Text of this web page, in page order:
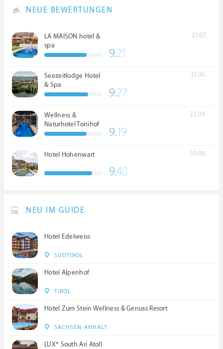
NEUE BEWERTUNGEN
LA MAISON hotel &
spa
21.07.
9.21
Seezeitlodge Hotel
& Spa
21.06.
9.27
Wellness &
Naturhotel Tonihof
****S
23.04.
9.19
Hotel Hohenwart 10.04.
9.48
NEU IM GUIDE
Hotel Edelweiss
SÜDTIROL
Hotel Alpenhof
TIROL
Hotel Zum Stein Wellness & Genuss Resort
SACHSEN-ANHALT
LUX* South Ari Atoll